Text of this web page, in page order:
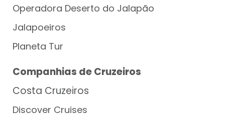
Operadora Deserto do Jalapão
Jalapoeiros
Planeta Tur
Companhias de Cruzeiros
Costa Cruzeiros
Discover Cruises